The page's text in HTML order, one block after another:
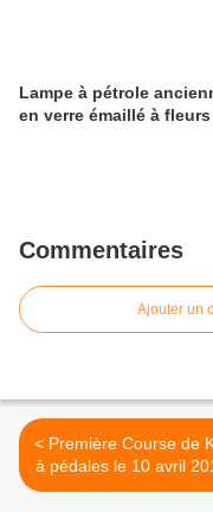
Lampe à pétrole
en verre émaillé à
Commentaires
Ajouter un
< Première Course de Karts
à pédales le 10 avril
Clamecy (58500)